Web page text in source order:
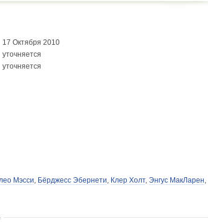
17 Октября 2010
уточняется
уточняется
Мэсси, Бёрджесс Эбернети, Клер Холт,Энгус МакЛарен,